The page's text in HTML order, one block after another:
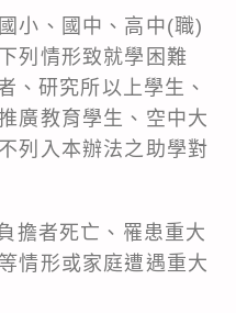
小、國中、高中(職)
列情形致就學困難
、研究所以上學生、
廣教育學生、空中大
列入本辦法之助學對
擔者死亡、罹患重大
情形或家庭遭遇重大